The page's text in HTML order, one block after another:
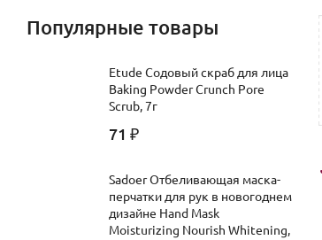
Популярные товары
Etude Содовый скраб для лица
Baking Powder Crunch Pore
Scrub, 7г
71 ₽
Sadoer Отбеливающая маска-
перчатки для рук в новогоднем
дизайне Hand Mask
Moisturizing Nourish Whitening,